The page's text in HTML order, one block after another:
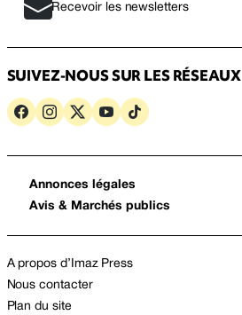
Recevoir les newsletters
SUIVEZ-NOUS SUR LES RÉSEAUX
Annonces légales
Avis & Marchés publics
A propos d’Imaz Press
Nous contacter
Plan du site